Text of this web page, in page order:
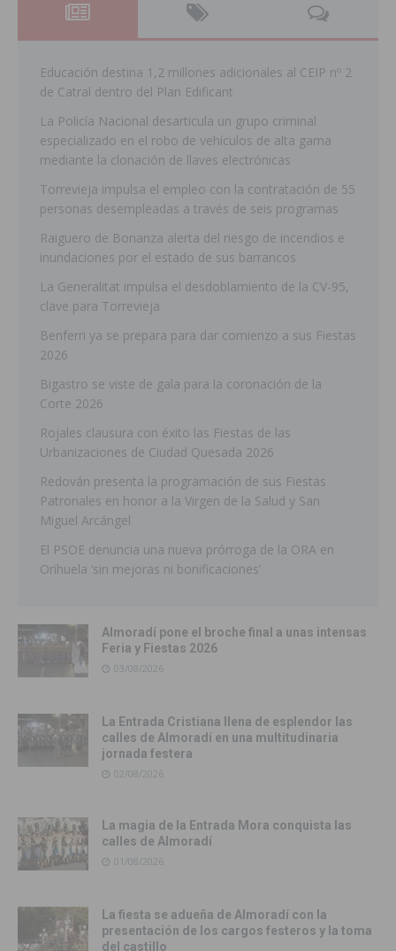
Educación destina 1,2 millones adicionales al CEIP nº 2
de Catral dentro del Plan Edificant
La Policía Nacional desarticula un grupo criminal
especializado en el robo de vehículos de alta gama
mediante la clonación de llaves electrónicas
Torrevieja impulsa el empleo con la contratación de 55
personas desempleadas a través de seis programas
Raiguero de Bonanza alerta del riesgo de incendios e
inundaciones por el estado de sus barrancos
La Generalitat impulsa el desdoblamiento de la CV-95,
clave para Torrevieja
Benferri ya se prepara para dar comienzo a sus Fiestas
2026
Bigastro se viste de gala para la coronación de la
Corte 2026
Rojales clausura con éxito las Fiestas de las
Urbanizaciones de Ciudad Quesada 2026
Redován presenta la programación de sus Fiestas
Patronales en honor a la Virgen de la Salud y San
Miguel Arcángel
El PSOE denuncia una nueva prórroga de la ORA en
Orihuela ‘sin mejoras ni bonificaciones’
Almoradí pone el broche final a unas intensas
Feria y Fiestas 2026
03/08/2026
La Entrada Cristiana llena de esplendor las
calles de Almoradí en una multitudinaria
jornada festera
02/08/2026
La magia de la Entrada Mora conquista las
calles de Almoradí
01/08/2026
La fiesta se adueña de Almoradí con la
presentación de los cargos festeros y la toma
del castillo